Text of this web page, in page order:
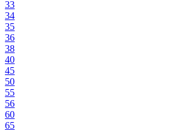
33
34
35
36
38
40
45
50
55
56
60
65